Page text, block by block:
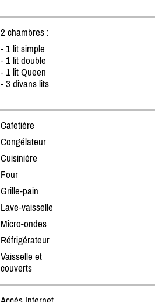
2 chambres :
- 1 lit simple
- 1 lit double
- 1 lit Queen
- 3 divans lits
Cafetière
Congélateur
Cuisinière
Four
Grille-pain
Lave-vaisselle
Micro-ondes
Réfrigérateur
Vaisselle et
couverts